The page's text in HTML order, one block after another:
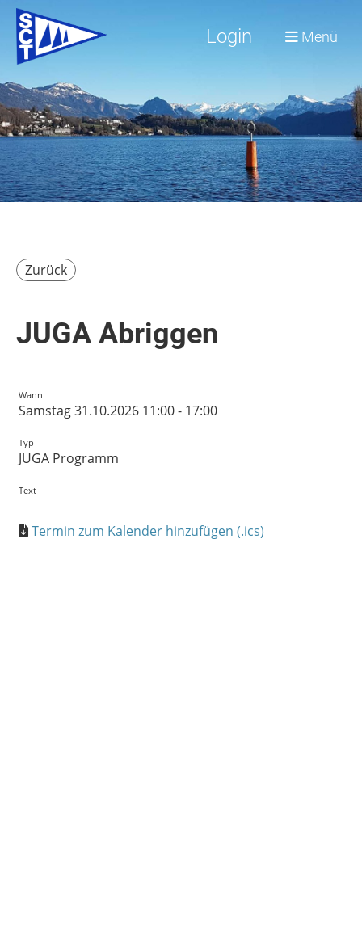
Login Menü
Zurück
JUGA Abriggen
Wann
Samstag 31.10.2026 11:00 - 17:00
Typ
JUGA Programm
Text
Termin zum Kalender hinzufügen (.ics)